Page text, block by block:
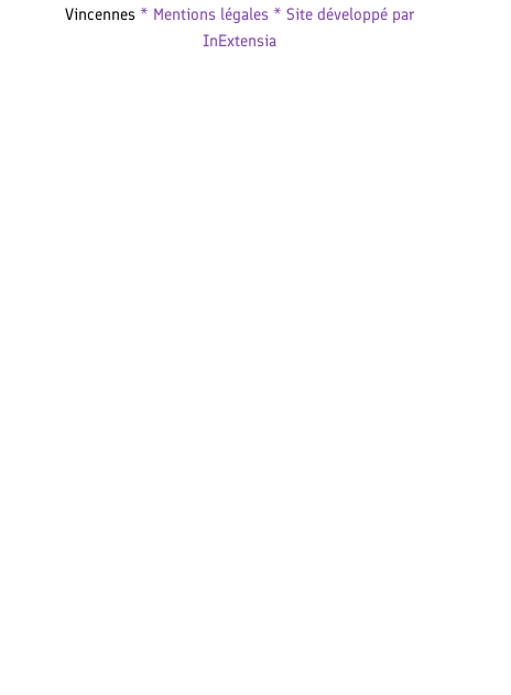
Vincennes* Mentions légales *Site développé par
InExtensia